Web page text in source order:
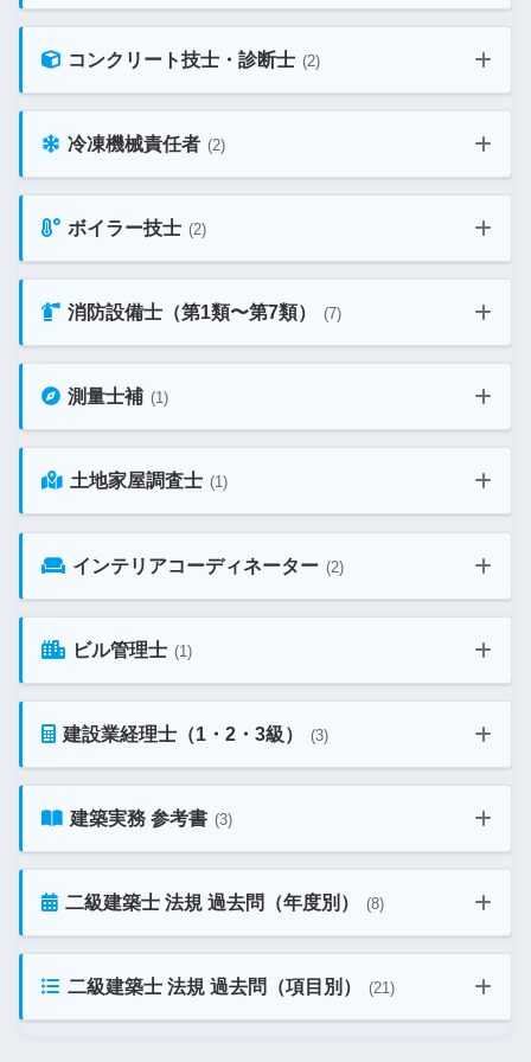
第二種電気工事士 学科 教材ガイド
第二種電気工事士 技能 教材ガイド
電験三種 教材ガイド
甲種 危険物取扱者 教材ガイド
危険物乙1・2・3・5・6類 教材ガイド
丙種 危険物取扱者 教材ガイド
コンクリート技士・診断士 (2)
コンクリート技士・主任技士 教材ガイド
冷凍機械責任者 (2)
第3種冷凍機械責任者 教材ガイド
ボイラー技士 (2)
2級ボイラー技士 教材ガイド
消防設備士（第1類〜第7類） (7)
消防設備士 第1類 教材ガイド
消防設備士 第3類 教材ガイド
消防設備士 第4類 教材ガイド
消防設備士 第5類 教材ガイド
測量士補 (1)
測量士補 教材ガイド
土地家屋調査士 (1)
土地家屋調査士 教材ガイド
インテリアコーディネーター (2)
インテリアコーディネーター 1次試験 教材ガイド
ビル管理士 (1)
ビル管理士 教材ガイド
建設業経理士（1・2・3級） (3)
建設業経理士1級 教材ガイド
建築実務 参考書 (3)
建築士 実務で使う法規 参考書32選
二級建築士 法規 過去問（年度別） (8)
二級建築士 法規 令和5年 過去問
二級建築士 法規 過去問（項目別） (21)